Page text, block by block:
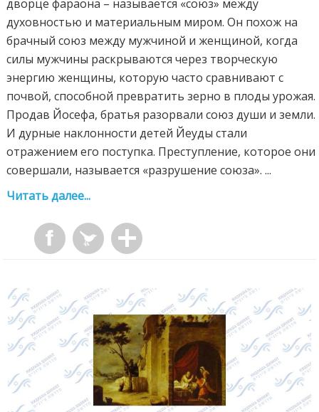
дворце фараона – называется «союз» между
духовностью и материальным миром. Он похож на
брачный союз между мужчиной и женщиной, когда
силы мужчины раскрываются через творческую
энергию женщины, которую часто сравнивают с
почвой, способной превратить зерно в плоды урожая.
Продав Йосефа, братья разорвали союз души и земли.
И дурные наклонности детей Йеуды стали
отражением его поступка. Преступление, которое они
совершали, называется «разрушение союза». ...
Читать далее...